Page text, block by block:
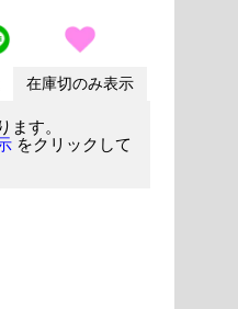
在庫切のみ表示
す。
をクリックして